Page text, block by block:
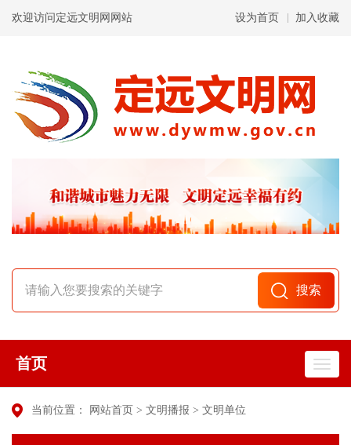
欢迎访问定远文明网网站 设为首页 加入收藏
首页
当前位置： 网站首页 > 文明播报 > 文明单位